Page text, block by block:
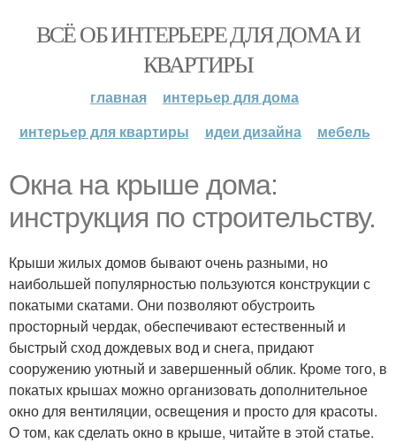
ВСЁ ОБ ИНТЕРЬЕРЕ ДЛЯ ДОМА И
КВАРТИРЫ
главная
интерьер для дома
интерьер для квартиры
идеи дизайна мебель
Окна на крыше дома:
инструкция по строительству.
Крыши жилых домов бывают очень разными, но
наибольшей популярностью пользуются конструкции с
покатыми скатами. Они позволяют обустроить
просторный чердак, обеспечивают естественный и
быстрый сход дождевых вод и снега, придают
сооружению уютный и завершенный облик. Кроме того, в
покатых крышах можно организовать дополнительное
окно для вентиляции, освещения и просто для красоты.
О том, как сделать окно в крыше, читайте в этой статье.